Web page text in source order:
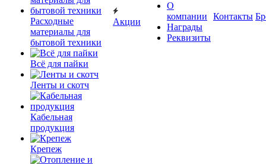
Расходные
материалы для
бытовой техники
Всё для пайки
Ленты и скотч
Кабельная
продукция
Крепеж
Акции
О
компании
Награды
Реквизиты
Контакты